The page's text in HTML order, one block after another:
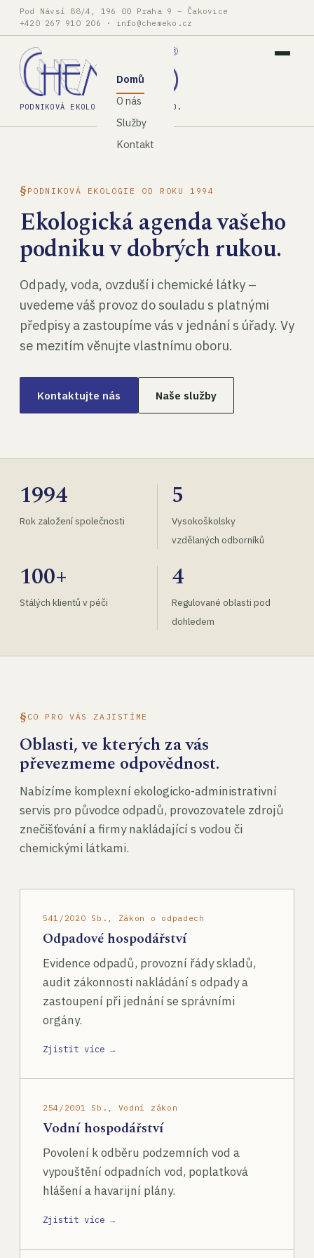
Pod Návsí 88/4, 196 00 Praha 9 – Čakovice
+420 267 910 206 · info@chemeko.cz
PODNIKOVÁ EKOLOGIE, SPOL. S R.O.
Domů
O nás
Služby
Kontakt
PODNIKOVÁ EKOLOGIE OD ROKU 1994
Ekologická agenda vašeho
podniku v dobrých rukou.
Odpady, voda, ovzduší i chemické látky –
uvedeme váš provoz do souladu s platnými
předpisy a zastoupíme vás v jednání s úřady. Vy
se mezitím věnujte vlastnímu oboru.
Kontaktujte nás Naše služby
1994
Rok založení společnosti
5
Vysokoškolsky
vzdělaných odborníků
100+
Stálých klientů v péči
4
Regulované oblasti pod
dohledem
CO PRO VÁS ZAJISTÍME
Oblasti, ve kterých za vás
převezmeme odpovědnost.
Nabízíme komplexní ekologicko-administrativní
servis pro původce odpadů, provozovatele zdrojů
znečišťování a firmy nakládající s vodou či
chemickými látkami.
541/2020 Sb., Zákon o odpadech
Odpadové hospodářství
Evidence odpadů, provozní řády skladů,
audit zákonnosti nakládání s odpady a
zastoupení při jednání se správními
orgány.
Zjistit více →
254/2001 Sb., Vodní zákon
Vodní hospodářství
Povolení k odběru podzemních vod a
vypouštění odpadních vod, poplatková
hlášení a havarijní plány.
Zjistit více →